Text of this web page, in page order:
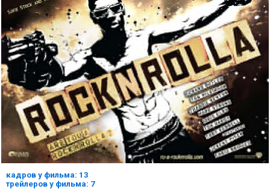
кадров у фильма: 13
трейлеров у фильма: 7